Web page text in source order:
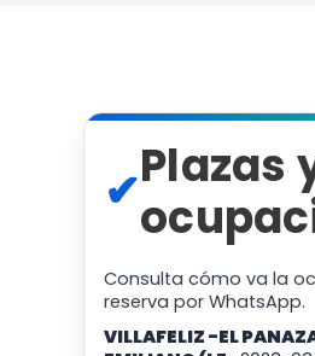
✔Plazas
Consulta cómo va la
reserva por WhatsApp.
VILLAFELIZ -EL